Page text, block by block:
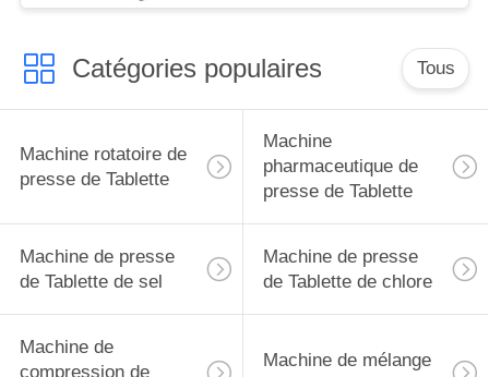
Catégories populaires Tous
Machine rotatoire de
presse de Tablette
Machine
pharmaceutique de
presse de Tablette
Machine de presse
de Tablette de sel
Machine de presse
de Tablette de chlore
Machine de
compression de
Machine de mélange